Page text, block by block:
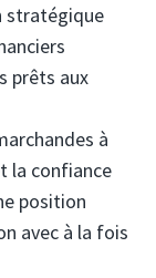
stratégique
prêts aux
à
la confiance
position
avec à la fois